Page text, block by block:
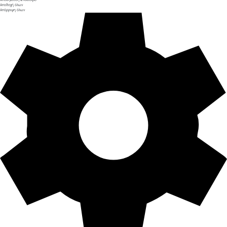
Αποδοχή όλων
Απόρριψη όλων